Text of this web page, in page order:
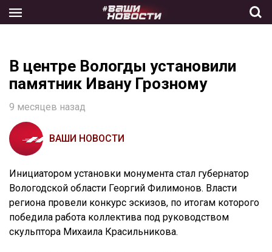
the
В центре Вологды установили
памятник Ивану Грозному
9 месяцев назад
ВАШИ НОВОСТИ
Инициатором установки монумента стал губернатор
Вологодской области Георгий Филимонов. Власти
региона провели конкурс эскизов, по итогам которого
победила работа коллектива под руководством
скульптора Михаила Красильникова.